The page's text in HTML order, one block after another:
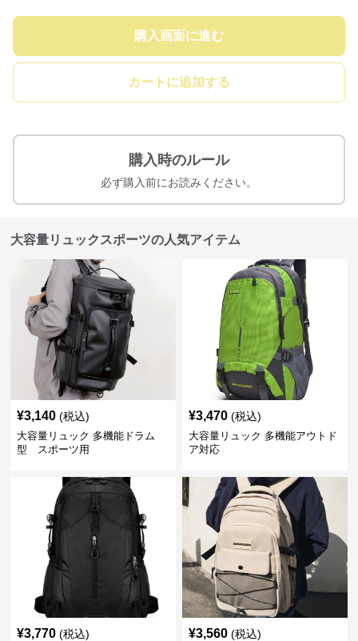
購入画面に進む
カートに追加する
購入時のルール
必ず購入前にお読みください。
大容量リュックスポーツの人気アイテム
¥3,140 (税込)
大容量リュック 多機能ドラム
型 スポーツ用
¥3,470 (税込)
大容量リュック 多機能アウトド
ア対応
¥3,770 (税込) ¥3,560 (税込)